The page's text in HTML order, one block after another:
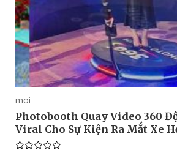
moi
Photobooth Quay Video 360
Viral Cho Sự Kiện Ra Mắt Xe